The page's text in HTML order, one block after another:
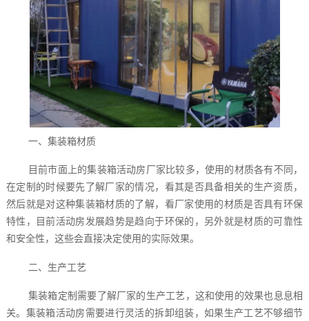
一、集装箱材质
目前市面上的集装箱活动房厂家比较多，使用的材质各有不同，
在定制的时候要先了解厂家的情况，看其是否具备相关的生产资质，
然后就是对这种集装箱材质的了解，看厂家使用的材质是否具有环保
特性，目前活动房发展趋势是趋向于环保的，另外就是材质的可靠性
和安全性，这些会直接决定使用的实际效果。
二、生产工艺
集装箱定制需要了解厂家的生产工艺，这和使用的效果也息息相
关。集装箱活动房需要进行灵活的拆卸组装，如果生产工艺不够细节